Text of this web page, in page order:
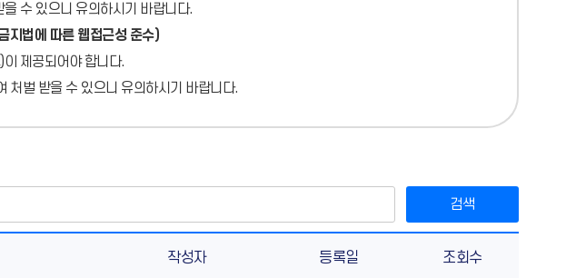
을 수 있으니 유의하시기 바랍니다.
지법에 따른 웹접근성 준수)
제공되어야 합니다.
처벌 받을 수 있으니 유의하시기 바랍니다.
검색
작성자 등록일 조회수